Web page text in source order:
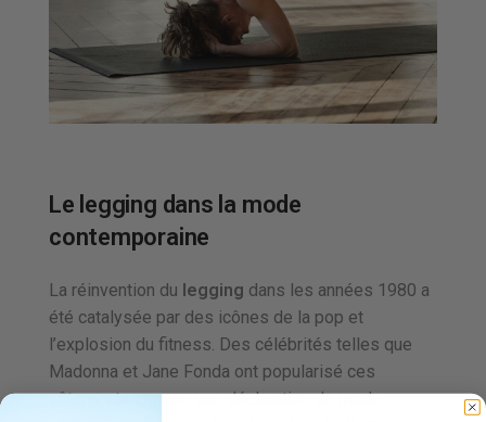
Le legging dans la mode
contemporaine
La réinvention du legging dans les années 1980 a
été catalysée par des icônes de la pop et
l’explosion du fitness. Des célébrités telles que
Madonna et Jane Fonda ont popularisé ces
vêtements comme une déclaration de mode